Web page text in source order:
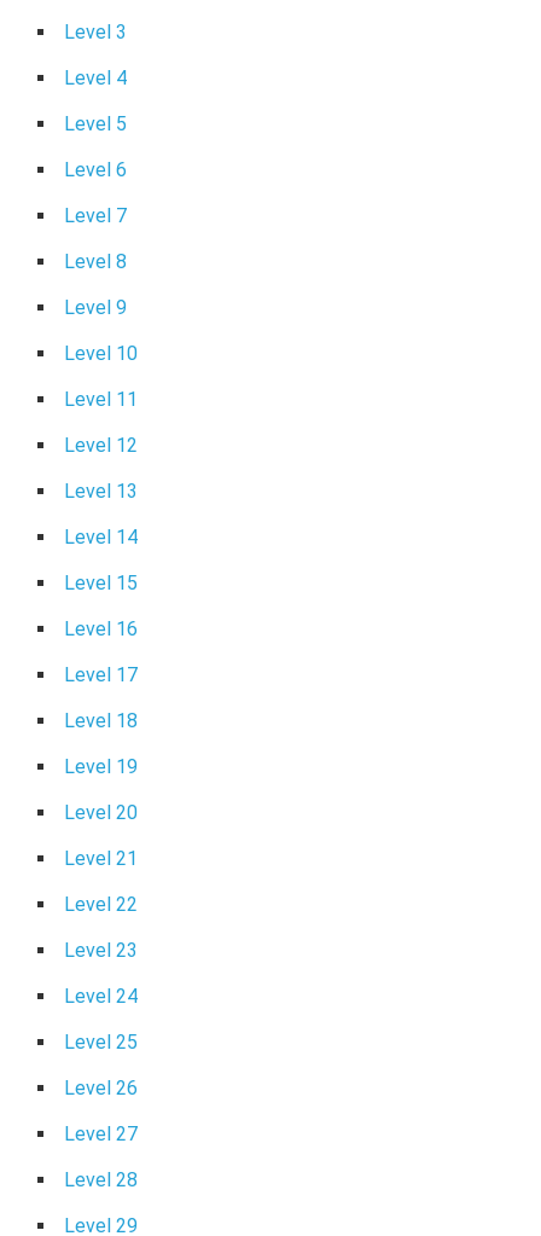
Level 3
Level 4
Level 5
Level 6
Level 7
Level 8
Level 9
Level 10
Level 11
Level 12
Level 13
Level 14
Level 15
Level 16
Level 17
Level 18
Level 19
Level 20
Level 21
Level 22
Level 23
Level 24
Level 25
Level 26
Level 27
Level 28
Level 29